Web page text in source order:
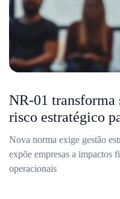
NR-01 transforma
risco estratégico
Nova norma exige gestão
expõe empresas a impactos
operacionais